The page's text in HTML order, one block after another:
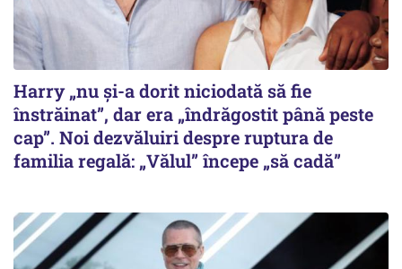
Harry „nu și-a dorit niciodată să fie
înstrăinat”, dar era „îndrăgostit până peste
cap”. Noi dezvăluiri despre ruptura de
familia regală: „Vălul” începe „să cadă”